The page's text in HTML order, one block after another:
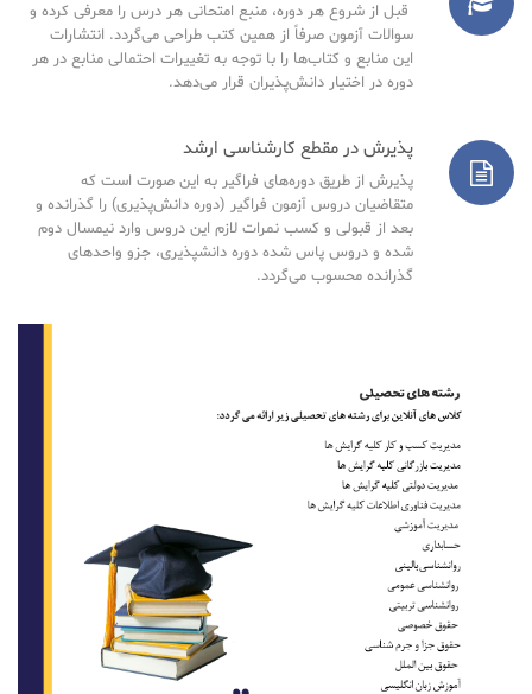
قبل از شروع هر دوره، منبع امتحانی هر درس را معرفی کرده و
سوالات آزمون صرفاً از همین کتب طراحی می‌گردد. انتشارات
این منابع و کتاب‌ها را با توجه به تغییرات احتمالی منابع در هر
دوره در اختیار دانش‌پذیران قرار می‌دهد.
پذیرش در مقطع کارشناسی ارشد
پذیرش از طریق دوره‌های فراگیر به این صورت است که
متقاضیان دروس آزمون فراگیر (دوره دانش‌پذیری) را گذرانده و
بعد از قبولی و کسب نمرات لازم این دروس وارد نیمسال دوم
شده و دروس پاس شده دوره دانشپذیری، جزو واحدهای
گذرانده محسوب می‌گردد.